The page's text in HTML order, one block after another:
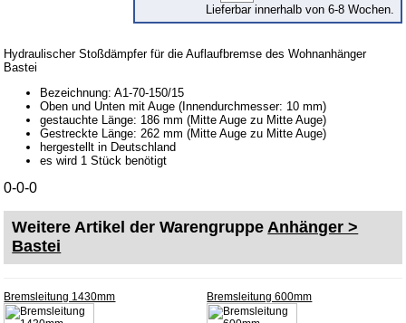
Öle
Service
AGB
Downloads
Impressum
Lieferbar innerhalb von 6-8 Wochen.
Hydraulischer Stoßdämpfer für die Auflaufbremse des Wohnanhänger
Bastei
Bezeichnung: A1-70-150/15
Oben und Unten mit Auge (Innendurchmesser: 10 mm)
gestauchte Länge: 186 mm (Mitte Auge zu Mitte Auge)
Gestreckte Länge: 262 mm (Mitte Auge zu Mitte Auge)
hergestellt in Deutschland
es wird 1 Stück benötigt
0-0-0
Weitere Artikel der WarengruppeAnhänger >
Bastei
Bremsleitung 1430mm Bremsleitung 600mm